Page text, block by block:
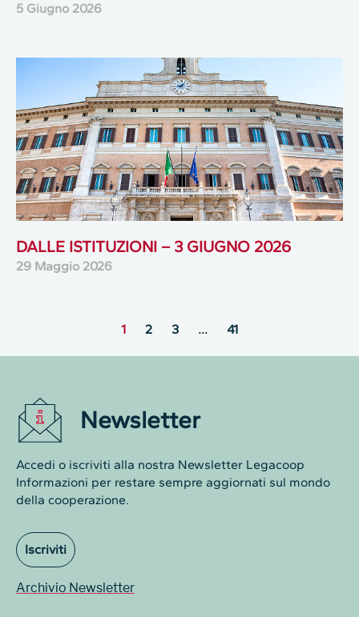
5 Giugno 2026
DALLE ISTITUZIONI – 3 GIUGNO 2026
29 Maggio 2026
1 2 3 … 41
Newsletter
Accedi o iscriviti alla nostra Newsletter Legacoop
Informazioni per restare sempre aggiornati sul mondo
della cooperazione.
Iscriviti
Archivio Newsletter